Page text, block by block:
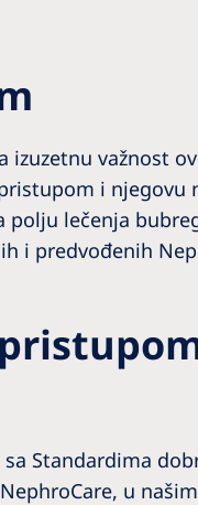
izuzetnu važnost
i njegovu
lečenja
i predvođenih
Standardima
u